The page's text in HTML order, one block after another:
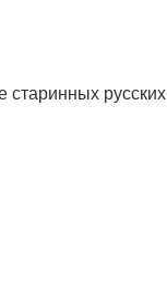
старинных русских